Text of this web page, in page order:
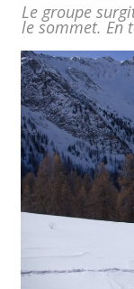
Le groupe
le sommet. En